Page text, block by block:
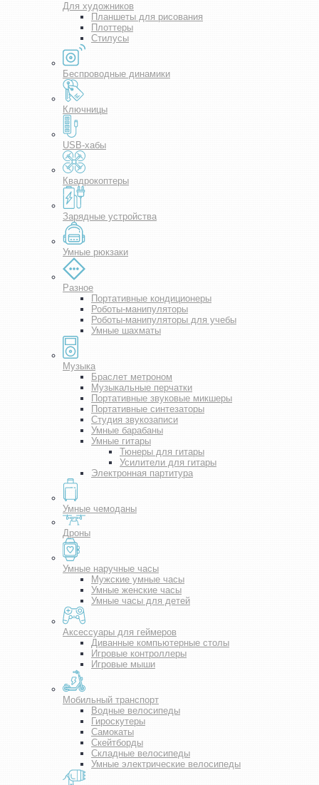
Для художников
Планшеты для рисования
Плоттеры
Стилусы
Беспроводные динамики
Ключницы
USB-хабы
Квадрокоптеры
Зарядные устройства
Умные рюкзаки
Разное
Портативные кондиционеры
Роботы-манипуляторы
Роботы-манипуляторы для учебы
Умные шахматы
Музыка
Браслет метроном
Музыкальные перчатки
Портативные звуковые микшеры
Портативные синтезаторы
Студия звукозаписи
Умные барабаны
Умные гитары
Тюнеры для гитары
Усилители для гитары
Электронная партитура
Умные чемоданы
Дроны
Умные наручные часы
Мужские умные часы
Умные женские часы
Умные часы для детей
Аксессуары для геймеров
Диванные компьютерные столы
Игровые контроллеры
Игровые мыши
Мобильный транспорт
Водные велосипеды
Гироскутеры
Самокаты
Скейтборды
Складные велосипеды
Умные электрические велосипеды